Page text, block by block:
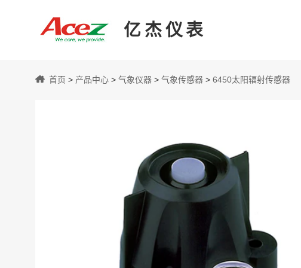
亿杰仪表
仪
表
首页 > 产品中心 > 气象仪器 > 气象传感器 > 6450太阳辐射传感器